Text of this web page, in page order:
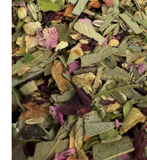
Tilaus- ja sopimusehdot
Yrityksille